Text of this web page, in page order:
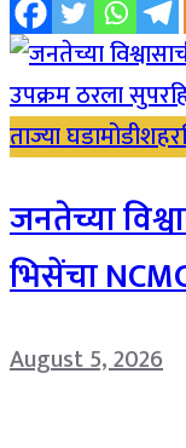
ताज्या घडामोडीशहर
जनतेच्या
भिसेंचा
August 5, 2026